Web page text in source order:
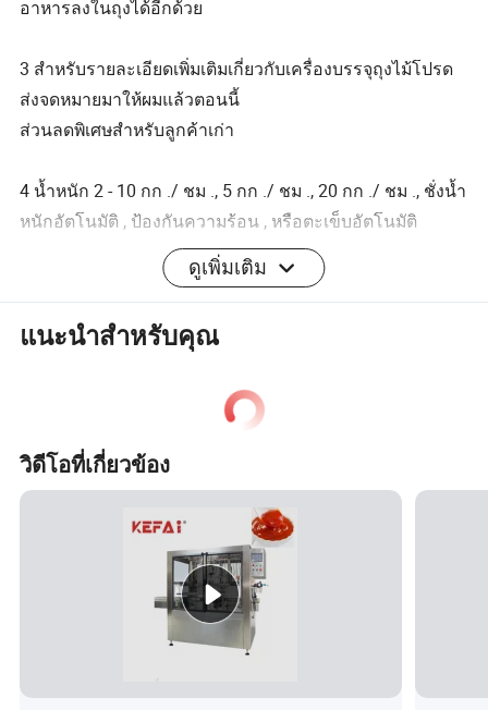
อาหารลงในถุงได้อีกด้วย
3 สำหรับรายละเอียดเพิ่มเติมเกี่ยวกับเครื่องบรรจุถุงไม้โปรด
ส่งจดหมายมาให้ผมแล้วตอนนี้
ส่วนลดพิเศษสำหรับลูกค้าเก่า
4 น้ำหนัก 2 - 10 กก ./ ชม ., 5 กก ./ ชม ., 20 กก ./ ชม ., ชั่งน้ำ
หนักอัตโนมัติ , ป้องกันความร้อน , หรือตะเข็บอัตโนมัติ
TP: 15866783605
และบริษัทจิจิงขันและนำเข้าส่งออกจำกัด
20-50
ดูเพิ่มเติม
แนะนำสำหรับคุณ
วิดีโอที่เกี่ยวข้อง